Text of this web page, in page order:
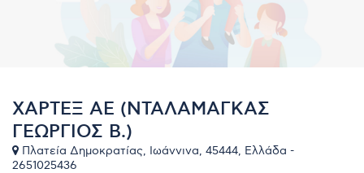
ΧΑΡΤΕΞ ΑΕ (ΝΤΑΛΑΜΑΓΚΑΣ
ΓΕΩΡΓΙΟΣ Β.)
Πλατεία Δημοκρατίας, Ιωάννινα, 45444, Ελλάδα -
2651025436